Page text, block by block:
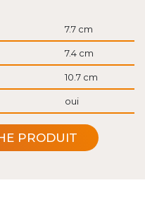
7.7 cm
7.4 cm
10.7 cm
oui
PRODUIT